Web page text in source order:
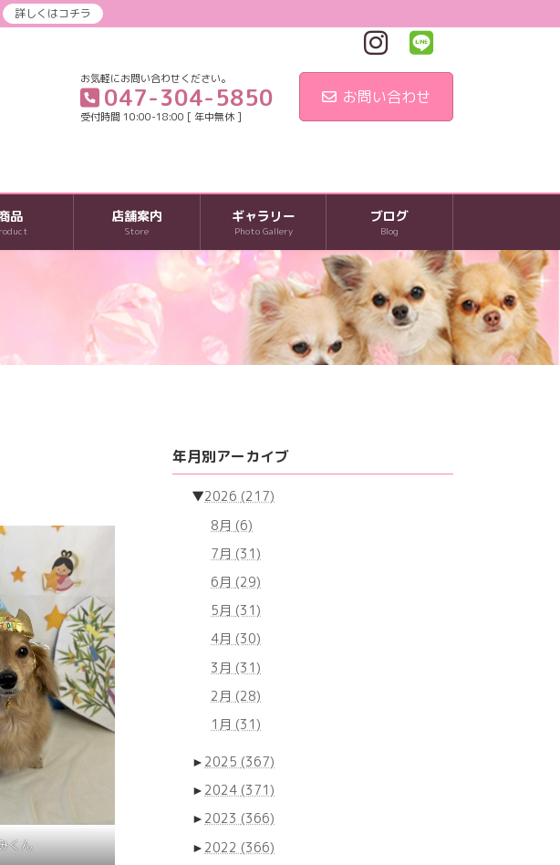
詳しくはコチラ
お気軽にお問い合わせください。
047-304-5850
受付時間 10:00-18:00 [ 年中無休 ]
お問い合わせ
品 店舗案内
Store
ギャラリー
Photo Gallery
ブログ
Blog
くん
年月別アーカイブ
▼2026 (217)
8月 (6)
7月 (31)
6月 (29)
5月 (31)
4月 (30)
3月 (31)
2月 (28)
1月 (31)
► 2025 (367)
► 2024 (371)
► 2023 (366)
► 2022 (366)